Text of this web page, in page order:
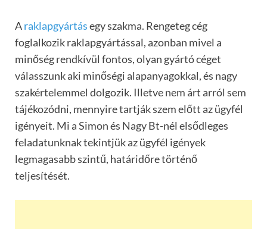
Araklapgyártásegy szakma. Rengeteg cég
foglalkozik raklapgyártással, azonban mivel a
minőség rendkívül fontos, olyan gyártó céget
válasszunk aki minőségi alapanyagokkal, és nagy
szakértelemmel dolgozik. Illetve nem árt arról sem
tájékozódni, mennyire tartják szem előtt az ügyfél
igényeit. Mi a Simon és Nagy Bt-nél elsődleges
feladatunknak tekintjük az ügyfél igények
legmagasabb szintű, határidőre történő
teljesítését.